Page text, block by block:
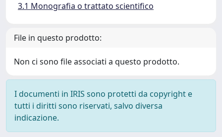
3.1 Monografia o trattato scientifico
File in questo prodotto:
Non ci sono file associati a questo prodotto.
I documenti in IRIS sono protetti da copyright e
tutti i diritti sono riservati, salvo diversa
indicazione.